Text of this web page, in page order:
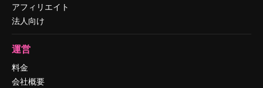
アフィリエイト
法人向け
運営
料金
会社概要